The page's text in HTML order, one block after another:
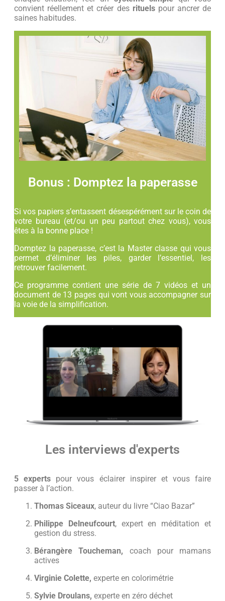
convient réellement et créer des rituelspour ancrer de
saines habitudes.
Bonus : Domptez la paperasse
Si vos papiers s’entassent désespérément sur le coin de
votre bureau (et/ou un peu partout chez vous), vous
êtes à la bonne place !
Domptez la paperasse, c’est la Master classe qui vous
permet d’éliminer les piles, garder l’essentiel, les
retrouver facilement.
Ce programme contient une série de 7 vidéos et un
document de 13 pages qui vont vous accompagner sur
la voie de la simplification.
Les interviews d'experts
5 experts pour vous éclairer inspirer et vous faire
passer à l’action.
Thomas Siceaux, auteur du livre “Ciao Bazar”
Philippe Delneufcourt, expert en méditation et
gestion du stress.
Bérangère Toucheman, coach pour mamans
actives
Virginie Colette, experte en colorimétrie
Sylvie Droulans, experte en zéro déchet